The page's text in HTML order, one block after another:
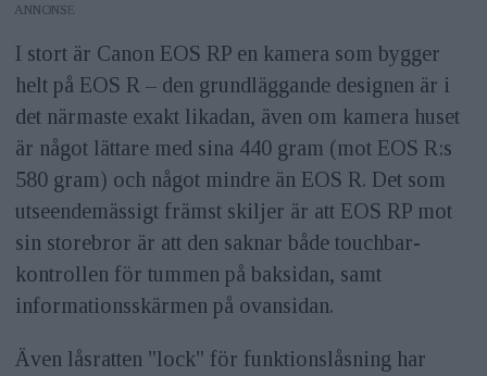
ANNONS
I stort är Canon EOS RP en kamera som bygger
helt på EOS R – den grundläggande designen är i
det närmaste exakt likadan, även om kamera huset
är något lättare med sina 440 gram (mot EOS R:s
580 gram) och något mindre än EOS R. Det som
utseendemässigt främst skiljer är att EOS RP mot
sin storebror är att den saknar både touchbar-
kontrollen för tummen på baksidan, samt
informationsskärmen på ovansidan.
Även låsratten "lock" för funktionslåsning har